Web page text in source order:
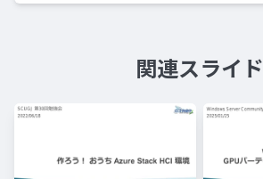
関連スライド